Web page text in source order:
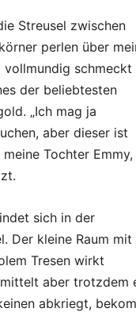
Streusel zwischen
perlen über
vollmundig schmeckt
der beliebtesten
„Ich mag ja
aber dieser ist
Tochter Emmy,
sich in der
Der kleine Raum mit
Tresen wirkt
aber trotzdem
abkriegt,